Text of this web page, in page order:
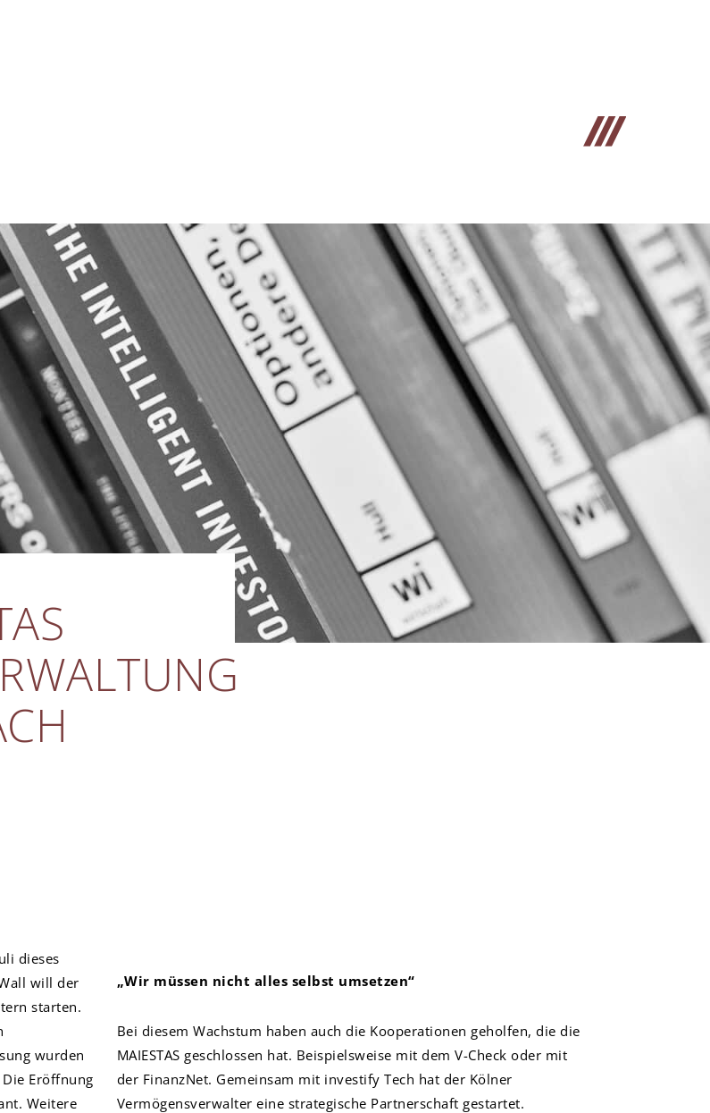
dieses
will der
starten.
wurden
Eröffnung
Weitere
„Wir müssen nicht alles selbst umsetzen“
Bei diesem Wachstum haben auch die Kooperationen geholfen, die die
MAIESTAS geschlossen hat. Beispielsweise mit dem V-Check oder mit
der FinanzNet. Gemeinsam mit investify Tech hat der Kölner
Vermögensverwalter eine strategische Partnerschaft gestartet.